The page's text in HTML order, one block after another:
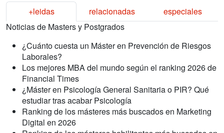
+leidas relacionadas
especiales
Noticias de Masters y Postgrados
¿Cuánto cuesta un Máster en Prevención de Riesgos
Laborales?
Los mejores MBA del mundo según el ranking 2026 de
Financial Times
¿Máster en Psicología General Sanitaria o PIR? Qué
estudiar tras acabar Psicología
Ranking de los másteres más buscados en Marketing
Digital en 2026